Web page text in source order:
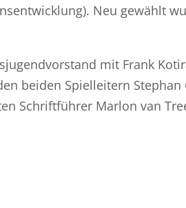
Neu gewählt
mit Frank
beiden Spielleitern
Schriftführer Marlon van